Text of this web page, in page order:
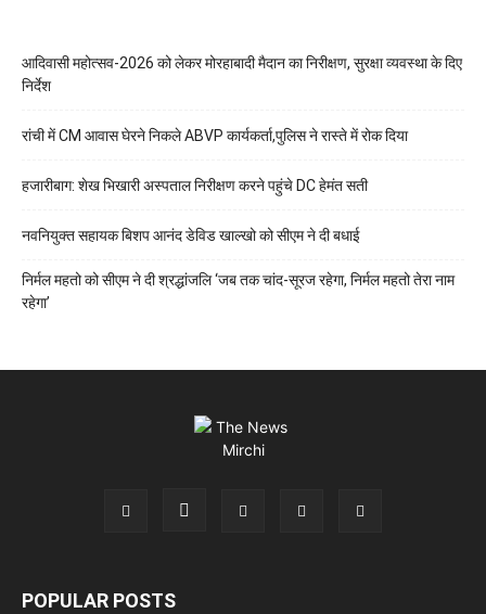
आदिवासी महोत्सव-2026 को लेकर मोरहाबादी मैदान का निरीक्षण, सुरक्षा व्यवस्था के दिए
निर्देश
रांची में CM आवास घेरने निकले ABVP कार्यकर्ता,पुलिस ने रास्ते में रोक दिया
हजारीबाग: शेख भिखारी अस्पताल निरीक्षण करने पहुंचे DC हेमंत सती
नवनियुक्त सहायक बिशप आनंद डेविड खाल्खो को सीएम ने दी बधाई
निर्मल महतो को सीएम ने दी श्रद्धांजलि ‘जब तक चांद-सूरज रहेगा, निर्मल महतो तेरा नाम
रहेगा’
POPULAR POSTS